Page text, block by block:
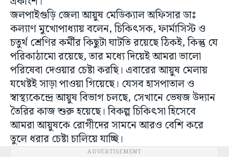
জলপাইগুড়ি জেলা আয়ুষ মেডিক্যাল অফিসার ডাঃ
কল্যাণ মুখোপাধ্যায় বলেন, চিকিৎসক, ফার্মাসিস্ট ও
চতুর্থ শ্রেণির কর্মীর কিছুটা ঘাটতি রয়েছে ঠিকই, কিন্তু যে
পরিকাঠামো রয়েছে, তার মধ্যে দিয়েই আমরা ভালো
পরিষেবা দেওয়ার চেষ্টা করছি। এবারের আয়ুষ মেলায়
যথেষ্টই সাড়া পাওয়া গিয়েছে। যেসব হাসপাতাল ও
স্বাস্থ্যকেন্দ্রে আয়ুষ বিভাগ চলছে, সেখানে ভেষজ উদ্যান
তৈরির কাজ শুরু হয়েছে। বিকল্প চিকিৎসা হিসেবে
আমরা আয়ুষকে রোগীদের সামনে আরও বেশি করে
তুলে ধরার চেষ্টা চালিয়ে যাচ্ছি।
ADVERTISEMENT